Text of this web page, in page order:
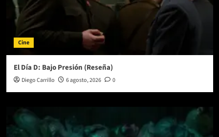
Cine
El Día D: Bajo Presión (Reseña)
Diego Carrillo 6 agosto, 2026 0